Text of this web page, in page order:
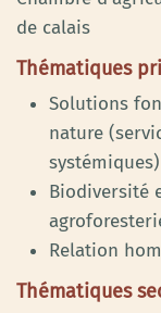
de calais
Thématiques
Solutions
nature
systémiques)
Biodiversité
Relation
Thématiques